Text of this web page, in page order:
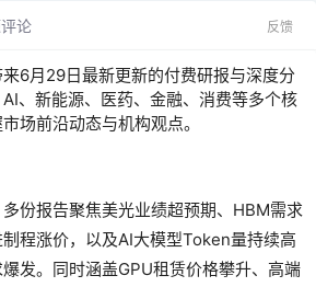
论 反馈
6月29日最新更新的付费研报与深度分
、新能源、医药、金融、消费等多个核
场前沿动态与机构观点。
多份报告聚焦美光业绩超预期、HBM需求
程涨价，以及AI大模型Token量持续高
发。同时涵盖GPU租赁价格攀升、高端